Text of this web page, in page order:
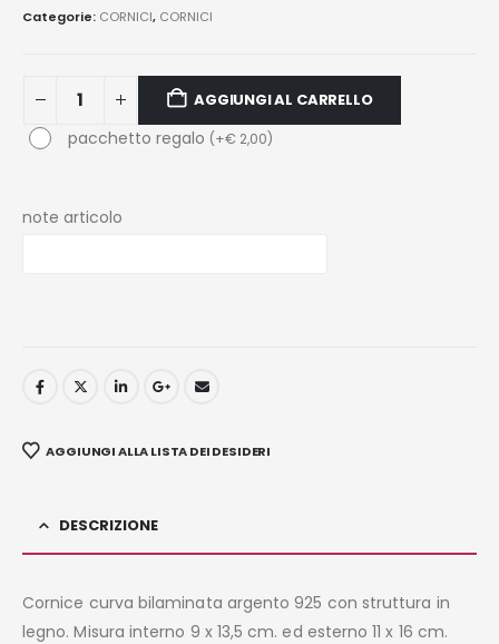
Categorie: CORNICI, CORNICI
AGGIUNGI AL CARRELLO
pacchetto regalo (+€2,00)
note articolo
AGGIUNGI ALLA LISTA DEI DESIDERI
DESCRIZIONE
Cornice curva bilaminata argento 925 con struttura in
legno. Misura interno 9 x 13,5 cm. ed esterno 11 x 16 cm.